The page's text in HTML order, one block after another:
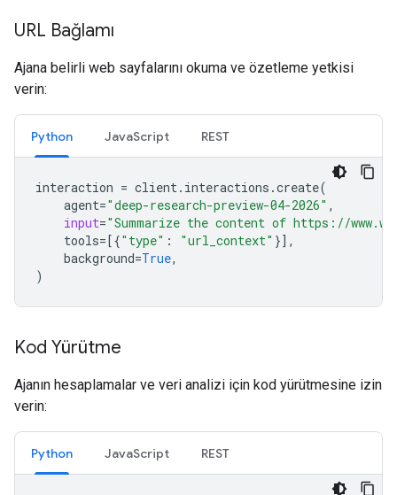
URL Bağlamı
Ajana belirli web sayfalarını okuma ve özetleme yetkisi
verin:
Python JavaScript REST
interaction = client. interactions .create(
agent="deep-research-preview-04-2026" ,
input="Summarize the content of https://
tools=[{"type" : "url_context" }],
background=True,
)
Kod Yürütme
Ajanın hesaplamalar ve veri analizi için kod yürütmesine izin
verin:
Python JavaScript REST